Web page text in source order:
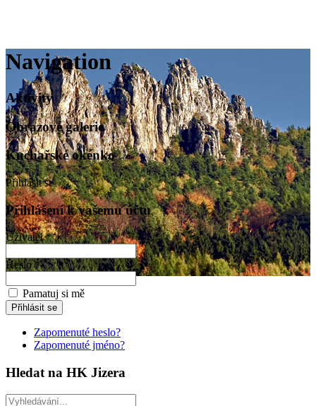
Navigation
Aktivity
Obrazové galerie
Kuchařské okénko
Přihlásit se
Přihlášení k vašemu účtu
Uživatel *
Heslo *
Pamatuj si mě
Zapomenuté heslo?
Zapomenuté jméno?
Hledat na HK Jizera